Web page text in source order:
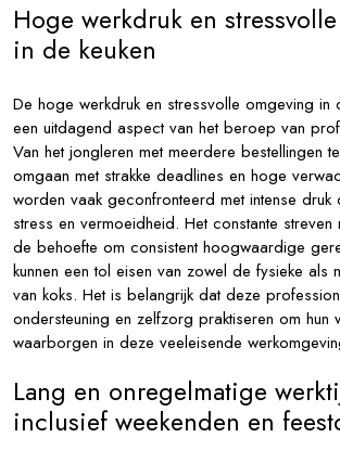
Hoge werkdruk en
in de keuken
De hoge werkdruk en stressvolle omgeving in
een uitdagend aspect van het beroep van
Van het jongleren met meerdere bestellingen
omgaan met strakke deadlines en hoge
worden vaak geconfronteerd met intense druk
stress en vermoeidheid. Het constante
de behoefte om consistent hoogwaardige
kunnen een tol eisen van zowel de fysieke als
van koks. Het is belangrijk dat deze
ondersteuning en zelfzorg praktiseren om hun
waarborgen in deze veeleisende
Lang en onregelmatige
inclusief weekenden en